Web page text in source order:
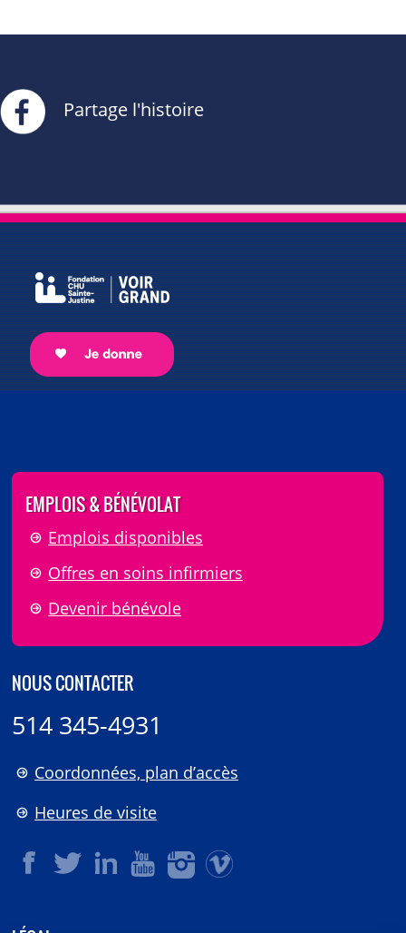
Partage l'histoire
EMPLOIS & BÉNÉVOLAT
Emplois disponibles
Offres en soins infirmiers
Devenir bénévole
NOUS CONTACTER
514 345-4931
Coordonnées, plan d’accès
Heures de visite